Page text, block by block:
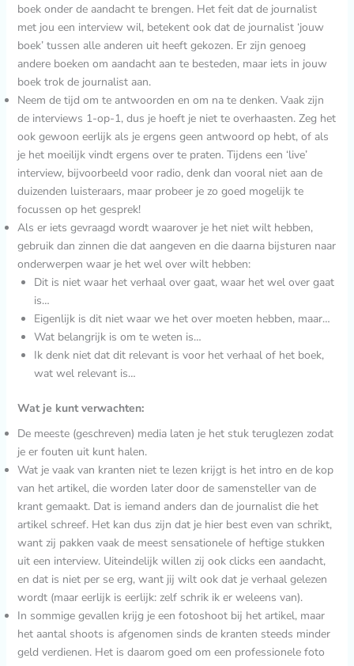
boek onder de aandacht te brengen. Het feit dat de journalist
met jou een interview wil, betekent ook dat de journalist ‘jouw
boek’ tussen alle anderen uit heeft gekozen. Er zijn genoeg
andere boeken om aandacht aan te besteden, maar iets in jouw
boek trok de journalist aan.
Neem de tijd om te antwoorden en om na te denken. Vaak zijn
de interviews 1-op-1, dus je hoeft je niet te overhaasten. Zeg het
ook gewoon eerlijk als je ergens geen antwoord op hebt, of als
je het moeilijk vindt ergens over te praten. Tijdens een ‘live’
interview, bijvoorbeeld voor radio, denk dan vooral niet aan de
duizenden luisteraars, maar probeer je zo goed mogelijk te
focussen op het gesprek!
Als er iets gevraagd wordt waarover je het niet wilt hebben,
gebruik dan zinnen die dat aangeven en die daarna bijsturen naar
onderwerpen waar je het wel over wilt hebben:
Dit is niet waar het verhaal over gaat, waar het wel over gaat
is…
Eigenlijk is dit niet waar we het over moeten hebben, maar…
Wat belangrijk is om te weten is…
Ik denk niet dat dit relevant is voor het verhaal of het boek,
wat wel relevant is…
Wat je kunt verwachten:
De meeste (geschreven) media laten je het stuk teruglezen zodat
je er fouten uit kunt halen.
Wat je vaak van kranten niet te lezen krijgt is het intro en de kop
van het artikel, die worden later door de samensteller van de
krant gemaakt. Dat is iemand anders dan de journalist die het
artikel schreef. Het kan dus zijn dat je hier best even van schrikt,
want zij pakken vaak de meest sensationele of heftige stukken
uit een interview. Uiteindelijk willen zij ook clicks een aandacht,
en dat is niet per se erg, want jij wilt ook dat je verhaal gelezen
wordt (maar eerlijk is eerlijk: zelf schrik ik er weleens van).
In sommige gevallen krijg je een fotoshoot bij het artikel, maar
het aantal shoots is afgenomen sinds de kranten steeds minder
geld verdienen. Het is daarom goed om een professionele foto